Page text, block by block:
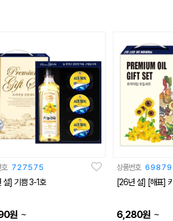
호 727575
설] 기쁨 3-1호
원 ~
상품번호
[26년 설] [해표]
6,280원 ~